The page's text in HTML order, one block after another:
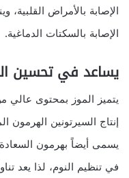
الإصابة بالأمراض
الإصابة بالسكتات الدماغية.
يساعد في تحسين
يتميز الموز بمحتوى عالي
إنتاج السيرتونين الهرمون
يسمى أيضاً بهرمون
في تنظيم النوم، لذا يعد